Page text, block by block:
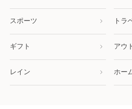
スポーツ トラ
ギフト アウ
レイン ホー